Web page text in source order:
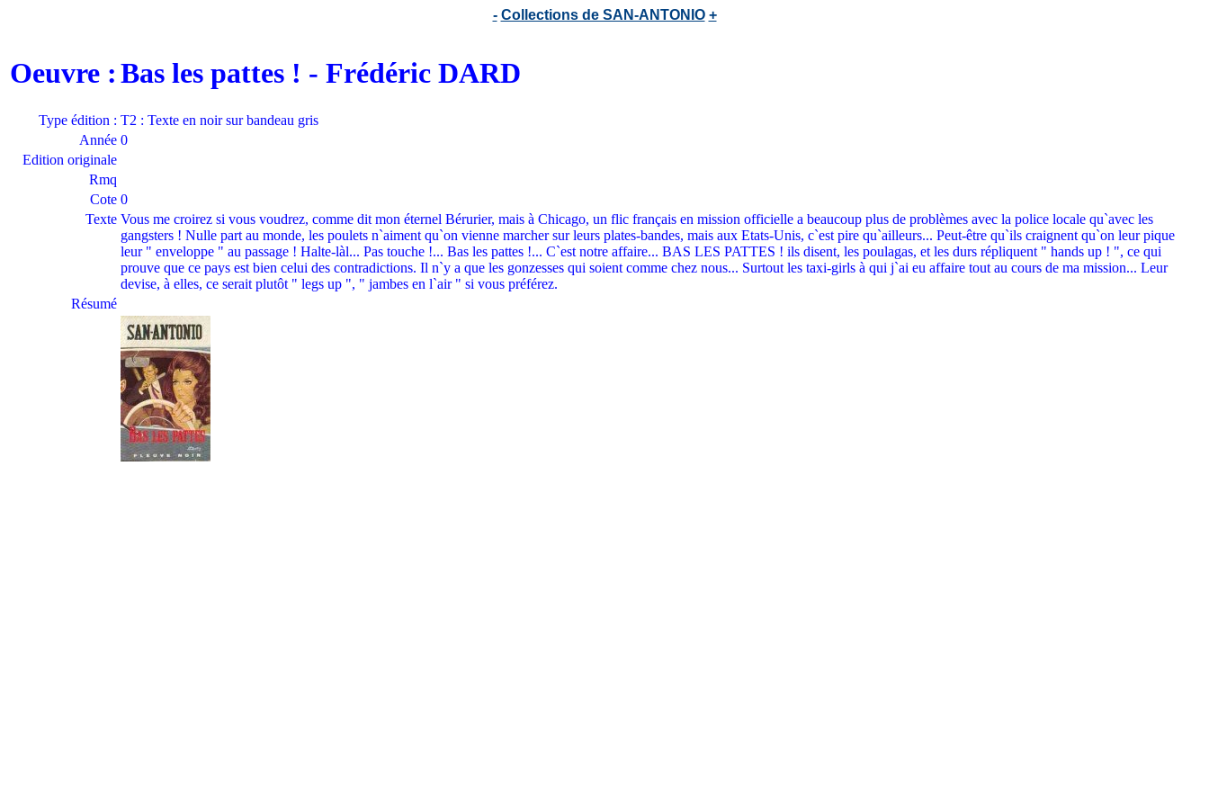
- Collections de SAN-ANTONIO +
Oeuvre :Bas les pattes ! - Frédéric DARD
Type édition : T2 : Texte en noir sur bandeau gris
Année 0
Edition originale
Rmq
Cote 0
Texte Vous me croirez si vous voudrez, comme dit mon éternel Bérurier, mais à Chicago, un flic français en mission officielle a beaucoup plus de problèmes avec la police locale qu`avec les
gangsters ! Nulle part au monde, les poulets n`aiment qu`on vienne marcher sur leurs plates-bandes, mais aux Etats-Unis, c`est pire qu`ailleurs... Peut-être qu`ils craignent qu`on leur pique
leur " enveloppe " au passage ! Halte-làl... Pas touche !... Bas les pattes !... C`est notre affaire... BAS LES PATTES ! ils disent, les poulagas, et les durs répliquent " hands up ! ", ce qui
prouve que ce pays est bien celui des contradictions. Il n`y a que les gonzesses qui soient comme chez nous... Surtout les taxi-girls à qui j`ai eu affaire tout au cours de ma mission... Leur
devise, à elles, ce serait plutôt " legs up ", " jambes en l`air " si vous préférez.
Résumé